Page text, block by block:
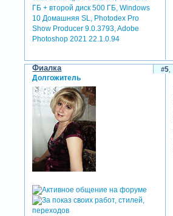
ГБ + второй диск 500 ГБ, Windows
10 Домашняя SL, Photodex Pro
Show Producer 9.0.3793, Adobe
Photoshop 2021 22.1.0.94
5
Фиалка
Долгожитель